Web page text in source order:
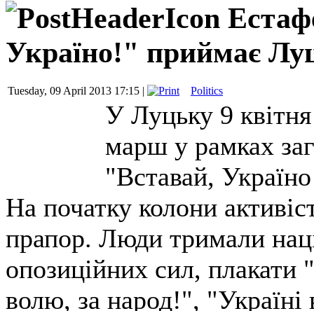
Україно!" приймає
Tuesday, 09 April 2013 17:15 | Politics
У Луцьку 9
марш у рамках
"Вставай,
На початку колони
прапор. Люди тримали
опозиційних сил, плакати
волю, за народ!",